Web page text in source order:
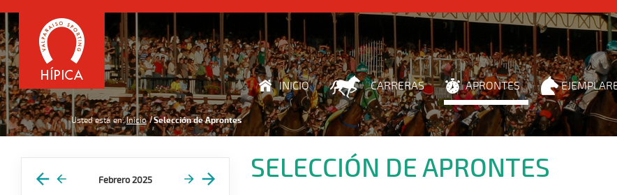
INICIO CARRERAS APRONTES
Usted está en: Inicio Selección de Aprontes
Febrero 2025 SELECCIÓN DE APRONTES